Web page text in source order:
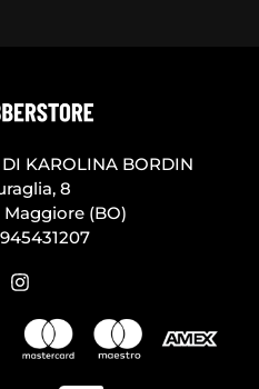
KAROLINA BORDIN
8
(BO)